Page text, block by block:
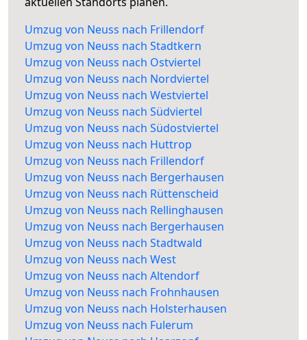
Umzug von Neuss nach Frillendorf
Umzug von Neuss nach Stadtkern
Umzug von Neuss nach Ostviertel
Umzug von Neuss nach Nordviertel
Umzug von Neuss nach Westviertel
Umzug von Neuss nach Südviertel
Umzug von Neuss nach Südostviertel
Umzug von Neuss nach Huttrop
Umzug von Neuss nach Frillendorf
Umzug von Neuss nach Bergerhausen
Umzug von Neuss nach Rüttenscheid
Umzug von Neuss nach Rellinghausen
Umzug von Neuss nach Bergerhausen
Umzug von Neuss nach Stadtwald
Umzug von Neuss nach West
Umzug von Neuss nach Altendorf
Umzug von Neuss nach Frohnhausen
Umzug von Neuss nach Holsterhausen
Umzug von Neuss nach Fulerum